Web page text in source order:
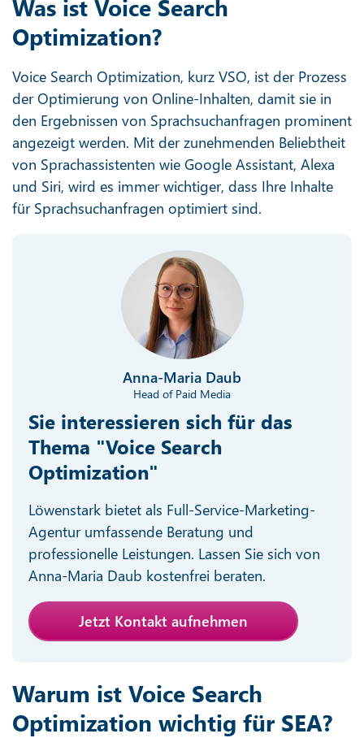
Was ist Voice Search
Optimization?
Voice Search Optimization, kurz VSO, ist der Prozess
der Optimierung von Online-Inhalten, damit sie in
den Ergebnissen von Sprachsuchanfragen prominent
angezeigt werden. Mit der zunehmenden Beliebtheit
von Sprachassistenten wie Google Assistant, Alexa
und Siri, wird es immer wichtiger, dass Ihre Inhalte
für Sprachsuchanfragen optimiert sind.
Anna-Maria Daub
Head of Paid Media
Sie interessieren sich für das
Thema "Voice Search
Optimization"
Löwenstark bietet als Full-Service-Marketing-
Agentur umfassende Beratung und
professionelle Leistungen. Lassen Sie sich von
Anna-Maria Daub kostenfrei beraten.
Jetzt Kontakt aufnehmen
Warum ist Voice Search
Optimization wichtig für SEA?